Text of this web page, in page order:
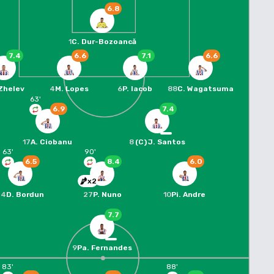
6.8
1C. Dur-Bozoancă
7.4
6.6
4M. Lopes
7.1
6P. Iacob
6.6
88C. Wagatsuma
6.9
63'
17A. Ciobanu
7.4
8 (C)J. Santos
6.5
63'
D. Bordun
8.4
x2
90'
27P. Nuno
6.0
10Pi. Andre
7.7
9Pa. Fernandes
83'
88'